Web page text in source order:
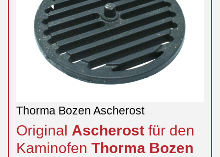
Thorma Bozen Ascherost
Original Ascherost für den
Kaminofen Thorma Bozen